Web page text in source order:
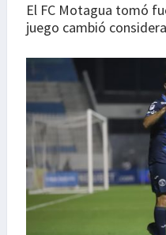
El FC Motagua tomó
juego cambió